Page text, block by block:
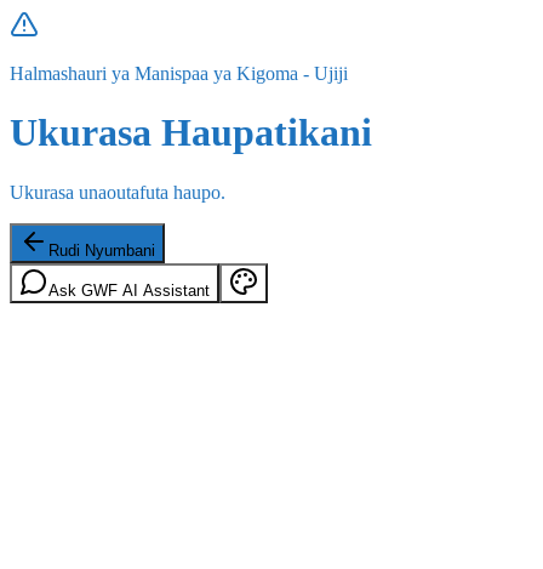
Halmashauri ya Manispaa ya Kigoma - Ujiji
Ukurasa Haupatikani
Ukurasa unaoutafuta haupo.
Rudi Nyumbani
Ask GWF AI Assistant